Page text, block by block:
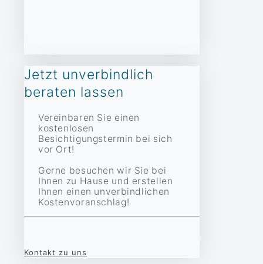
Jetzt unverbindlich
beraten lassen
Vereinbaren Sie einen
kostenlosen
Besichtigungstermin bei sich
vor Ort!
Gerne besuchen wir Sie bei
Ihnen zu Hause und erstellen
Ihnen einen unverbindlichen
Kostenvoranschlag!
Kontakt zu uns